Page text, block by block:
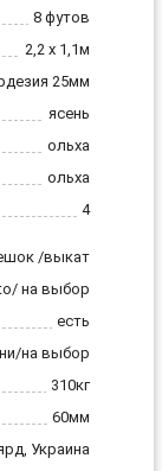
8 футов
2,2 х 1,1м
25мм
ясень
ольха
ольха
4
/выкат
на выбор
есть
на выбор
310кг
60мм
Украина